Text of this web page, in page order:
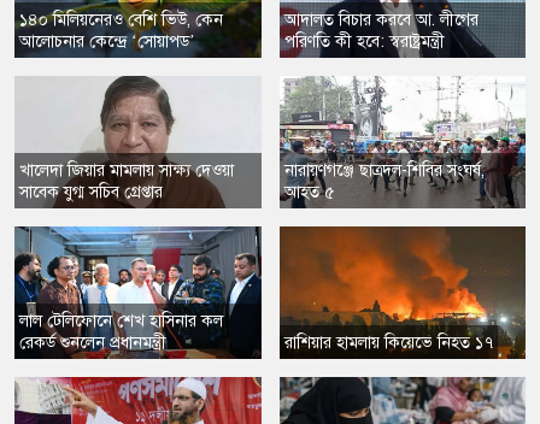
​১৪০ মিলিয়নেরও বেশি ভিউ, কেন
আলোচনার কেন্দ্রে ‘সোয়াপড’
​খালেদা জিয়ার মামলায় সাক্ষ্য দেওয়া
সাবেক যুগ্ম সচিব গ্রেপ্তার
​লাল টেলিফোনে শেখ হাসিনার কল
রেকর্ড শুনলেন প্রধানমন্ত্রী
​আদালত বিচার করবে আ. লীগের
পরিণতি কী হবে: স্বরাষ্ট্রমন্ত্রী
​নারায়ণগঞ্জে ছাত্রদল-শিবির সংঘর্ষ,
আহত ৫
​রাশিয়ার হামলায় কিয়েভে নিহত ১৭